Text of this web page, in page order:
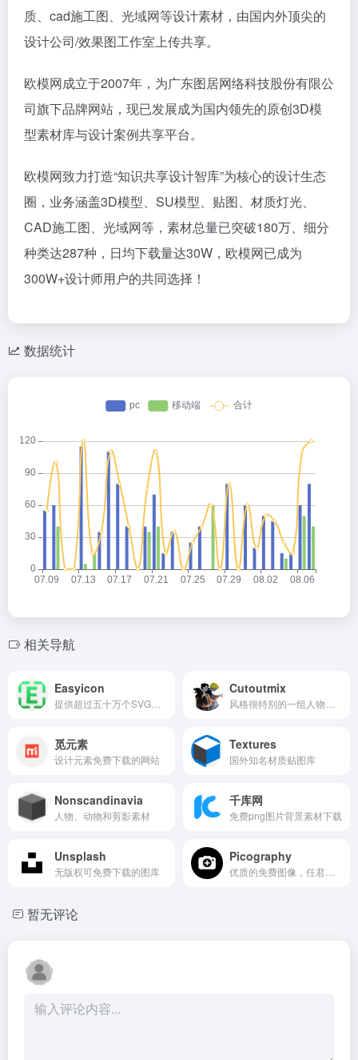
质、cad施工图、光域网等设计素材，由国内外顶尖的
设计公司/效果图工作室上传共享。
欧模网成立于2007年，为广东图居网络科技股份有限公
司旗下品牌网站，现已发展成为国内领先的原创3D模
型素材库与设计案例共享平台。
欧模网致力打造“知识共享设计智库”为核心的设计生态
圈，业务涵盖3D模型、SU模型、贴图、材质灯光、
CAD施工图、光域网等，素材总量已突破180万、细分
种类达287种，日均下载量达30W，欧模网已成为
300W+设计师用户的共同选择！
数据统计
相关导航
Easyicon Cutoutmix
觅元素
设计元素免费下载的网站
Textures
国外知名材质贴图库
Nonscandinavia
人物、动物和剪影素材
千库网
免费png图片背景素材下载
Unsplash
无版权可免费下载的图库
Picography
暂无评论